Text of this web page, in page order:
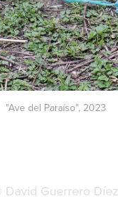
"Ave del Paraíso", 2023
© David Guerrero Díez